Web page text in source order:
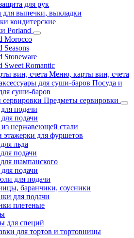
для рук
выпечки, выкладки
кондитерские
Porland
Morocco
Seasons
Stoneware
Sweet Romantic
Меню, карты вин, счета
Посуда и
суши-баров
Предметы сервировки
подачи
подачи
нержавеющей стали
этажерки для фуршетов
льда
подачи
шампанского
подачи
для подачи
баранчики, соусники
для подачи
плетеные
для специй
для тортов и тортовницы